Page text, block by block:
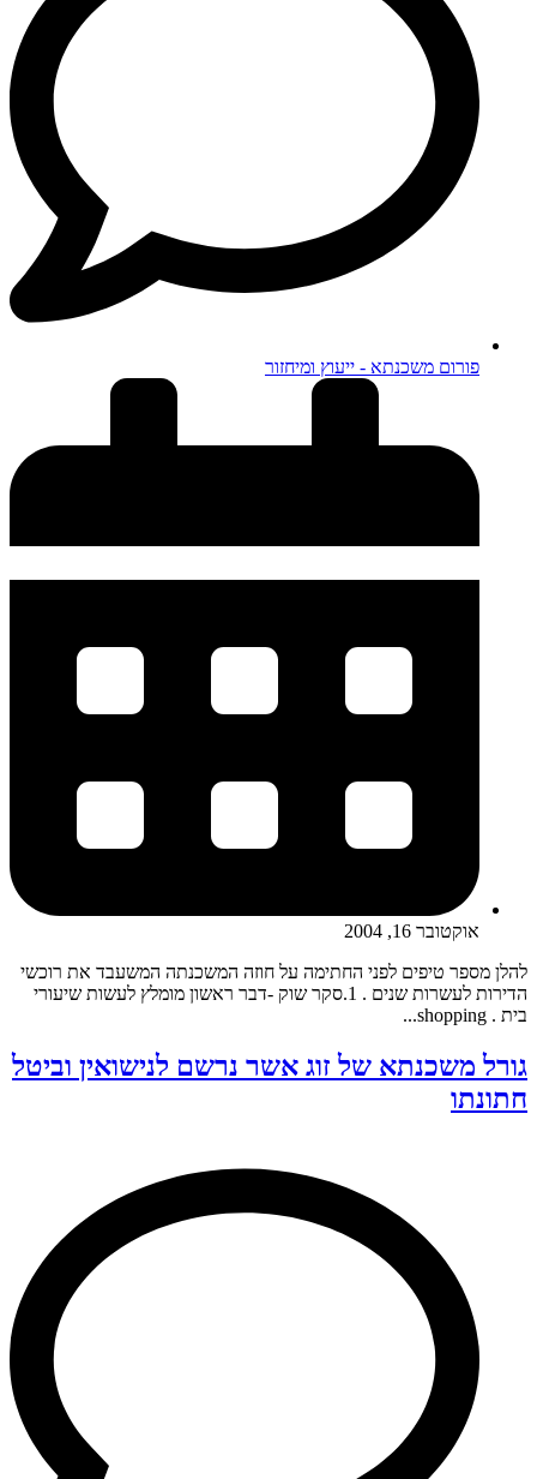
פורום משכנתא - ייעוץ ומיחזור
אוקטובר 16, 2004
להלן מספר טיפים לפני החתימה על חוזה המשכנתה המשעבד את רוכשי
הדירות לעשרות שנים . 1.סקר שוק -דבר ראשון מומלץ לעשות שיעורי
בית . shopping...
גורל משכנתא של זוג אשר נרשם לנישואין וביטל
חתונתו